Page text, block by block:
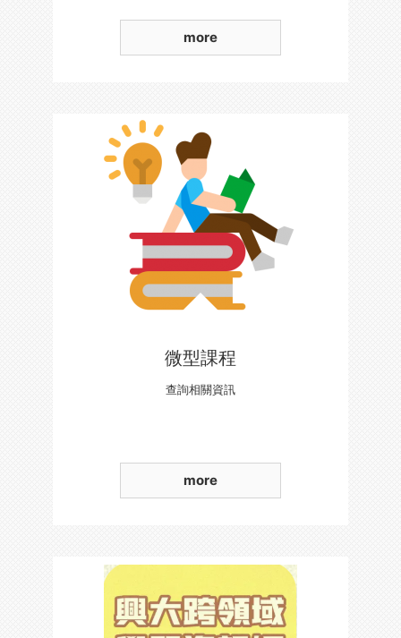
more
微型課程
查詢相關資訊
more